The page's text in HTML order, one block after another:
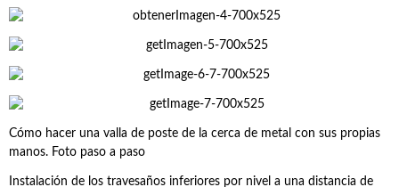
Cómo hacer una valla de poste de la cerca de metal con sus propias
manos. Foto paso a paso
Instalación de los travesaños inferiores por nivel a una distancia de